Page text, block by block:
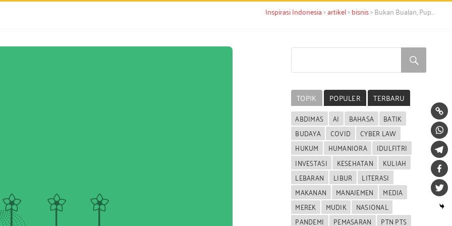
Inspirasi Indonesia>artikel>bisnis> Bukan Bualan, Pupuk Bisa Bikin Cuan
TOPIK POPULER
TERBARU
ABDIMAS
AI BAHASA
BATIK
BUDAYA
COVID
CYBER LAW
HUKUM
HUMANIORA
IDULFITRI
INVESTASI
KESEHATAN
KULIAH
LEBARAN
LIBUR
LITERASI
MAKANAN
MANAJEMEN
MEDIA
MEREK
MUDIK
NASIONAL
PANDEMI
PEMASARAN
PTN PTS